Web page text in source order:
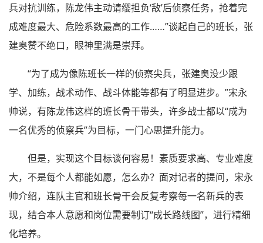
兵对抗训练，陈龙伟主动请缨担负‘敌’后侦察任务，抢着完
成难度最大、危险系数最高的工作……”谈起自己的班长，张
建奥赞不绝口，眼神里满是崇拜。
“为了成为像陈班长一样的侦察尖兵，张建奥没少跟
学、加练，战术动作、战斗体能等都有了明显进步。”宋永
帅说，有陈龙伟这样的班长骨干带头，许多战士都以“成为
一名优秀的侦察兵”为目标，一门心思提升能力。
但是，实现这个目标谈何容易！素质要求高、专业难度
大，不是每个人都能如愿，怎么办？面对记者的提问，宋永
帅介绍，连队主官和班长骨干会反复考察每一名新兵的表
现，结合本人意愿和岗位需要制订“成长路线图”，进行精细
化培养。